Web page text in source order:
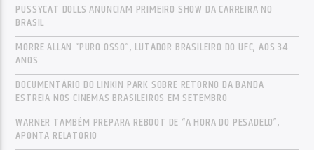
PUSSYCAT DOLLS ANUNCIAM PRIMEIRO SHOW DA CARREIRA NO
BRASIL
MORRE ALLAN “PURO OSSO”, LUTADOR BRASILEIRO DO UFC, AOS 34
ANOS
DOCUMENTÁRIO DO LINKIN PARK SOBRE RETORNO DA BANDA
ESTREIA NOS CINEMAS BRASILEIROS EM SETEMBRO
WARNER TAMBÉM PREPARA REBOOT DE “A HORA DO PESADELO”,
APONTA RELATÓRIO